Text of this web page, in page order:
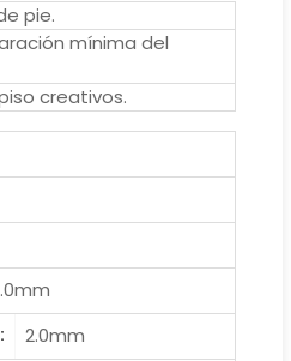
pie.
mínima del
creativos.
2.0mm